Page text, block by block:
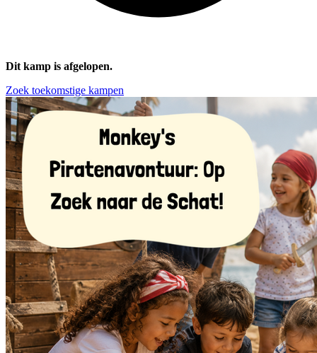
Dit kamp is afgelopen.
Zoek toekomstige kampen